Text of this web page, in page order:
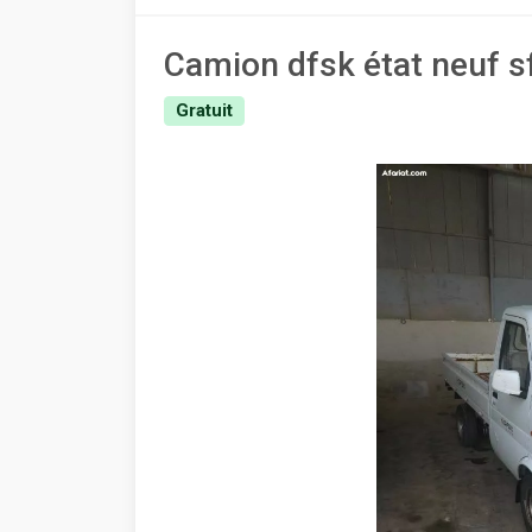
Camion dfsk état neuf
Gratuit